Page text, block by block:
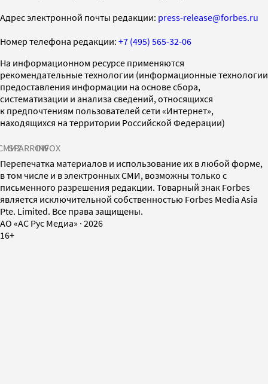
Адрес электронной почты редакции: press-release@forbes.ru
Номер телефона редакции: +7 (495) 565-32-06
На информационном ресурсе применяются
рекомендательные технологии (информационные технологии
предоставления информации на основе сбора,
систематизации и анализа сведений, относящихся
к предпочтениям пользователей сети «Интернет»,
находящихся на территории Российской Федерации)
SPARROWINFOX
Перепечатка материалов и использование их в любой форме,
в том числе и в электронных СМИ, возможны только с
письменного разрешения редакции. Товарный знак Forbes
является исключительной собственностью Forbes Media Asia
Pte. Limited. Все права защищены.
AO «АС Рус Медиа» · 2026
16+